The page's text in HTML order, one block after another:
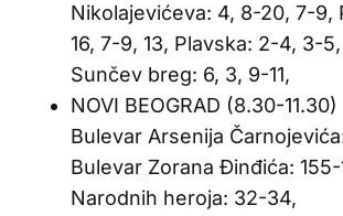
Nikolajevićeva: 4, 8-20, 7-9,
16, 7-9, 13, Plavska: 2-4, 3-5,
Sunčev breg: 6, 3, 9-11,
NOVI BEOGRAD (8.30-11.30)
Bulevar Arsenija
Bulevar Zorana Đinđića: 155-
Narodnih heroja: 32-34,